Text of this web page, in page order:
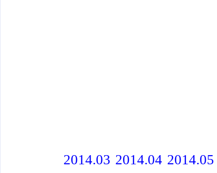
2014.03 2014.04 2014.05